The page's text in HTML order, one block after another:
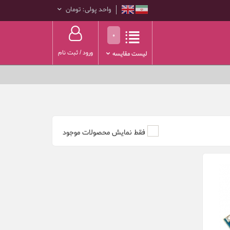
واحد پولی: تومان
ورود/ثبت نام
0
لیست مقایسه
فقط نمایش محصولات موجود